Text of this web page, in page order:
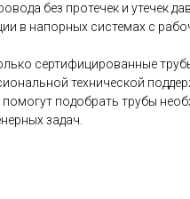
без протечек и утечек
в напорных системах с
сертифицированные
технической
подобрать трубы
задач.